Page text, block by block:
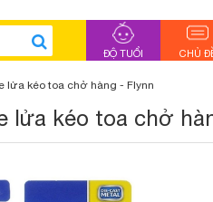
ĐỘ TUỔI CHỦ
lửa kéo toa chở hàng - Flynn
lửa kéo toa chở